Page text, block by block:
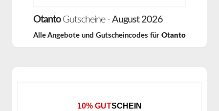
OtantoGutscheine - August 2026
Alle Angebote und Gutscheincodes für Otanto
10% GUTSCHEIN